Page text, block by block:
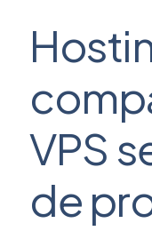
VPS
de